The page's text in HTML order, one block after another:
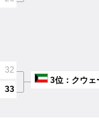
32
33
3位：クウェ